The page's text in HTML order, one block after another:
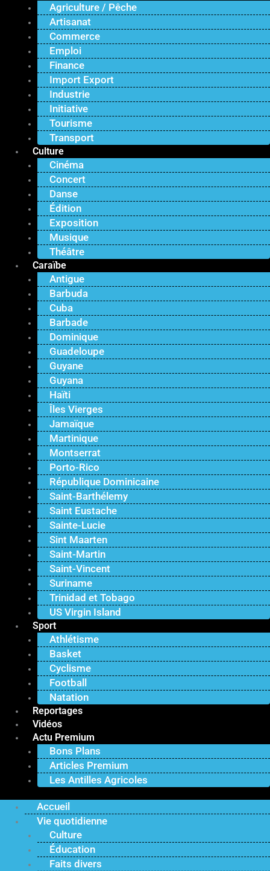
Agriculture / Pêche
Artisanat
Commerce
Emploi
Finance
Import Export
Industrie
Initiative
Tourisme
Transport
Culture
Cinéma
Concert
Danse
Édition
Exposition
Musique
Théâtre
Caraïbe
Antigue
Barbuda
Cuba
Barbade
Dominique
Guadeloupe
Guyane
Guyana
Haïti
Îles Vierges
Jamaïque
Martinique
Montserrat
Porto-Rico
République Dominicaine
Saint-Barthélemy
Saint Eustache
Sainte-Lucie
Sint Maarten
Saint-Martin
Saint-Vincent
Suriname
Trinidad et Tobago
US Virgin Island
Sport
Athlétisme
Basket
Cyclisme
Football
Natation
Reportages
Vidéos
Actu Premium
Bons Plans
Articles Premium
Les Antilles Agricoles
Accueil
Vie quotidienne
Culture
Éducation
Faits divers